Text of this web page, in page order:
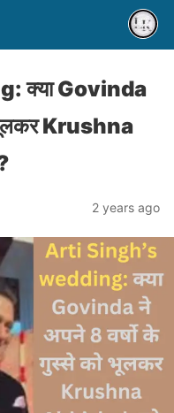
क्या Govinda
Krushna
2 years ago